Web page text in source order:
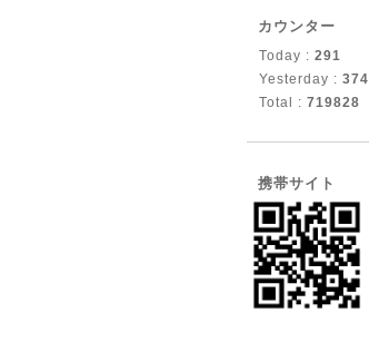
カウンター
Today : 291
Yesterday : 374
Total : 719828
携帯サイト